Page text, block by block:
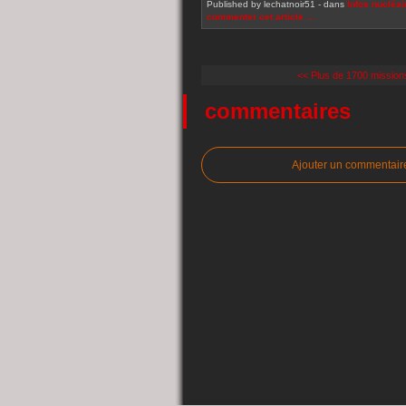
Published by lechatnoir51 - dans Infos
commenter cet article
<< Plus de 1700
commentaires
Ajouter un